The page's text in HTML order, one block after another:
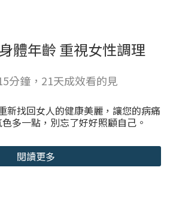
體年齡 重視女性調理
分鐘，21天成效看的見
新找回女人的健康美麗，讓您的病痛
多一點，別忘了好好照顧自己。
閱讀更多